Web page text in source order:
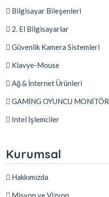
Bilgisayar Bileşenleri
2. El Bilgisayarlar
Güvenlik Kamera Sistemleri
Klavye-Mouse
Ağ & İnternet Ürünleri
GAMİNG OYUNCU MONİTÖR
Intel İşlemciler
Kurumsal
Hakkımızda